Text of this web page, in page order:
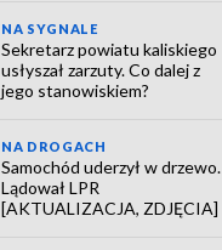
NA SYGNALE
Sekretarz powiatu kaliskiego
usłyszał zarzuty. Co dalej z
jego stanowiskiem?
NA DROGACH
Samochód uderzył w drzewo.
Lądował LPR
[AKTUALIZACJA, ZDJĘCIA]